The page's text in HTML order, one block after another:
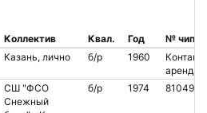
Коллектив Квал. Год
№ чипа
Казань, лично б/р 1960
Контакт.
аренда
СШ "ФСО
Снежный
б/р 1974 810490